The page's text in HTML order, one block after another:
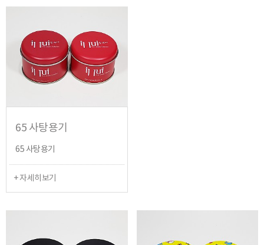
65 사탕용기
65 사탕용기
+ 자세히보기